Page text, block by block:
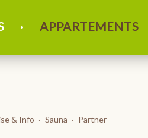
APPARTEMENTS
& Info Sauna Partner